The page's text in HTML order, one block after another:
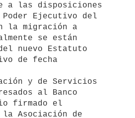
a las disposiciones
Ejecutivo del
la migración a
se están
nuevo Estatuto
de fecha
y de Servicios
al Banco
firmado el
Asociación de